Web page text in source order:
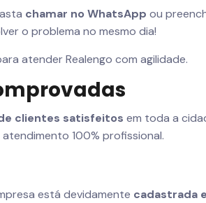
chamar no WhatsApp ou
o problema no mesmo dia!
atender Realengo com agilidade.
clientes satisfeitos em toda a
100% profissional.
está devidamente cadastrada